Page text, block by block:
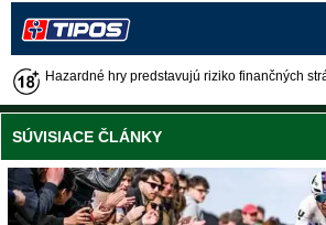
Hazardné hry predstavujú riziko finančných
SÚVISIACE ČLÁNKY